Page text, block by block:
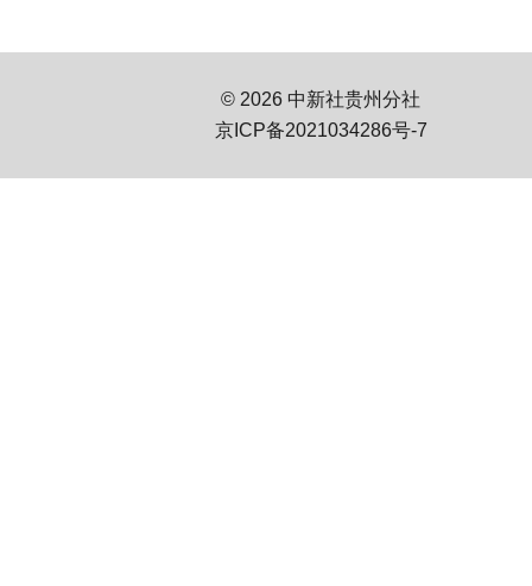
© 2026 中新社贵州分社
京ICP备2021034286号-7